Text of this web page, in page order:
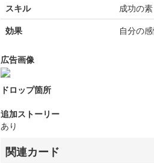
スキル
成功の素
効果
自分の
広告画像
ドロップ箇所
追加ストーリー
あり
関連カード